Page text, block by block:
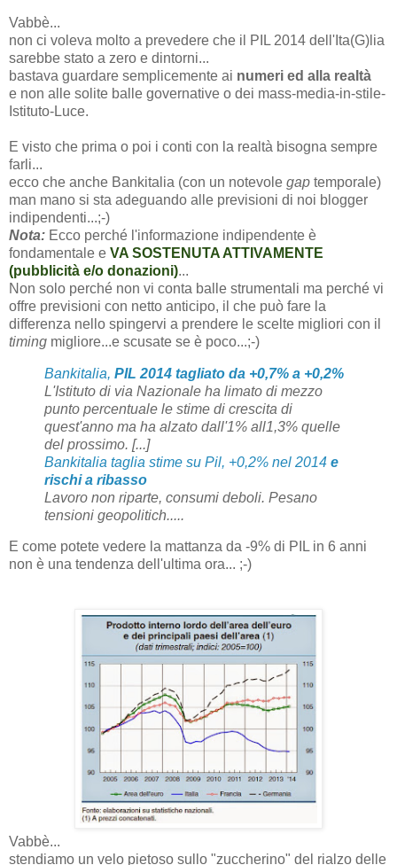
Vabbè...
non ci voleva molto a prevedere che il PIL 2014 dell'Ita(G)lia
sarebbe stato a zero e dintorni...
bastava guardare semplicemente ai numeri ed alla realtà
e non alle solite balle governative o dei mass-media-in-stile-
Istituto-Luce.
E visto che prima o poi i conti con la realtà bisogna sempre
farli...
ecco che anche Bankitalia (con un notevole gap temporale)
man mano si sta adeguando alle previsioni di noi blogger
indipendenti...;-)
Nota: Ecco perché l'informazione indipendente è
fondamentale e VA SOSTENUTA ATTIVAMENTE
(pubblicità e/o donazioni)...
Non solo perché non vi conta balle strumentali ma perché vi
offre previsioni con netto anticipo, il che può fare la
differenza nello spingervi a prendere le scelte migliori con il
timing migliore...e scusate se è poco...;-)
Bankitalia, PIL 2014 tagliato da +0,7% a +0,2%
L'Istituto di via Nazionale ha limato di mezzo
punto percentuale le stime di crescita di
quest'anno ma ha alzato dall'1% all1,3% quelle
del prossimo. [...]
Bankitalia taglia stime su Pil, +0,2% nel 2014 e
rischi a ribasso
Lavoro non riparte, consumi deboli. Pesano
tensioni geopolitich.....
E come potete vedere la mattanza da -9% di PIL in 6 anni
non è una tendenza dell'ultima ora... ;-)
Vabbè...
stendiamo un velo pietoso sullo "zuccherino" del rialzo delle